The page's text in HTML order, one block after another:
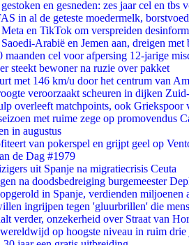
en gesneden: zes jaar cel en tbs
in al de geteste moedermelk,
en TikTok om verspreiden
Arabië en Jemen aan, dreigen
cel voor afpersing 12-jarige
steekt bewoner na ruzie over pakket
met 146 km/u door het centrum van
veroorzaakt scheuren in dijken
overleeft matchpoints, ook Griekspoor
met ruime zege op promovendus
in augustus
van pokerspel en grijpt geel op
de Dag #1979
uit Spanje na migratiecrisis Ceuta
na doodsbedreiging burgemeester
in Spanje, verdienden miljoenen
ingrijpen tegen 'gluurbrillen' die
verder, onzekerheid over Straat van
op hoogste niveau in ruim drie